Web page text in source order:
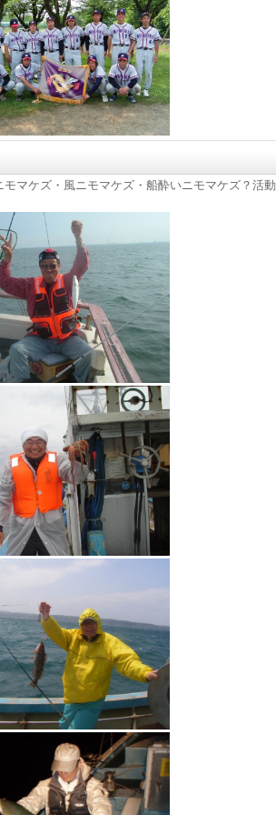
モマケズ・風ニモマケズ・船酔いニモマケズ？活動